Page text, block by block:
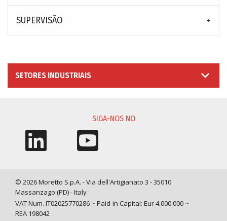
SUPERVISÃO
SETORES INDUSTRIAIS
SIGA-NOS NO
© 2026 Moretto S.p.A. - Via dell'Artigianato 3 - 35010
Massanzago (PD) - Italy
VAT Num. IT02025770286 ~ Paid-in Capital: Eur 4.000.000 ~
REA 198042